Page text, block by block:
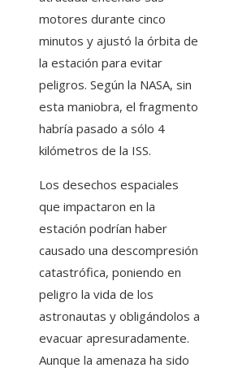
motores durante cinco
minutos y ajustó la órbita de
la estación para evitar
peligros. Según la NASA, sin
esta maniobra, el fragmento
habría pasado a sólo 4
kilómetros de la ISS.
Los desechos espaciales
que impactaron en la
estación podrían haber
causado una descompresión
catastrófica, poniendo en
peligro la vida de los
astronautas y obligándolos a
evacuar apresuradamente.
Aunque la amenaza ha sido